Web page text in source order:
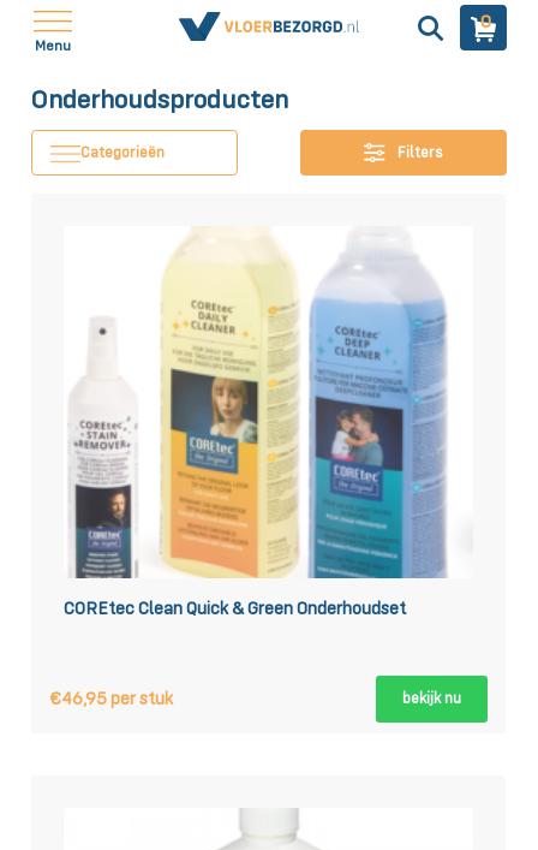
Menu
0
Onderhoudsproducten
Categorieën Filters
COREtec Clean Quick & Green 0nderhoudset
€46,95 per stuk bekijk nu